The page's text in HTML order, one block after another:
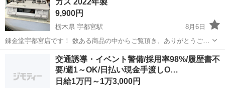
ガス 2022年製
9,900円
栃木県 宇都宮駅
8月6日
錬金堂宇都宮店です！ 数ある商品の中からご覧頂き、ありがとうござ
います。 店舗の閲覧ができるようになりました！ ぜひお越しくださ
引につきましては、...
宇都宮市 宇都宮駅 調理器具
交通誘導・イベント警備/採用率98%/履歴書不
要/週1～OK/日払い現金手渡しO…
日給1万円～1万3,000円